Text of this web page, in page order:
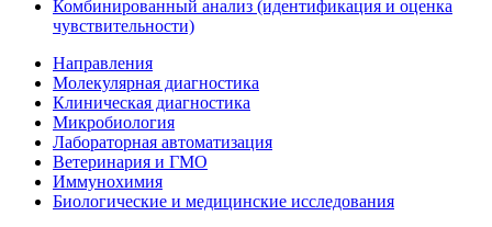
Комбинированный анализ (идентификация и оценка
чувствительности)
Направления
Молекулярная диагностика
Клиническая диагностика
Микробиология
Лабораторная автоматизация
Ветеринария и ГМО
Иммунохимия
Биологические и медицинские исследования